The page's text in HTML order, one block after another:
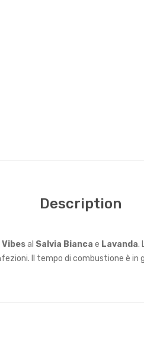
Description
Vibesal Salvia Bianca e Lavanda.
Il tempo di combustione è in